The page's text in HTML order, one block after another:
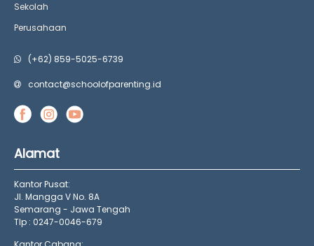
Sekolah
Perusahaan
(+62) 859-5025-6739
contact@schoolofparenting.id
Alamat
Kantor Pusat:
Jl. Mangga V No. 8A
Semarang - Jawa Tengah
Tlp : 0247-0046-679